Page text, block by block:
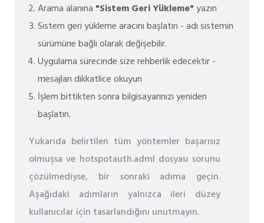
Arama alanına "Sistem Geri Yükleme"yazın
Sistem geri yükleme aracını başlatın - adı sistemin
sürümüne bağlı olarak değişebilir.
Uygulama sürecinde size rehberlik edecektir -
mesajları dikkatlice okuyun
İşlem bittikten sonra bilgisayarınızı yeniden
başlatın.
Yukarıda belirtilen tüm yöntemler başarısız
olmuşsa ve hotspotauth.adml dosyası sorunu
çözülmediyse, bir sonraki adıma geçin.
Aşağıdaki adımların yalnızca ileri düzey
kullanıcılar için tasarlandığını unutmayın.